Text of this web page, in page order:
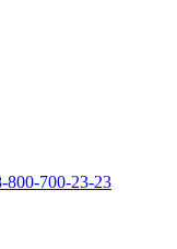
800-700-23-23